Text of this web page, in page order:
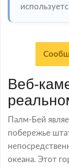
Веб-
Палм-Бей
побережье
океана. Этот